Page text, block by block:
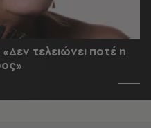
τελειώνει ποτέ η